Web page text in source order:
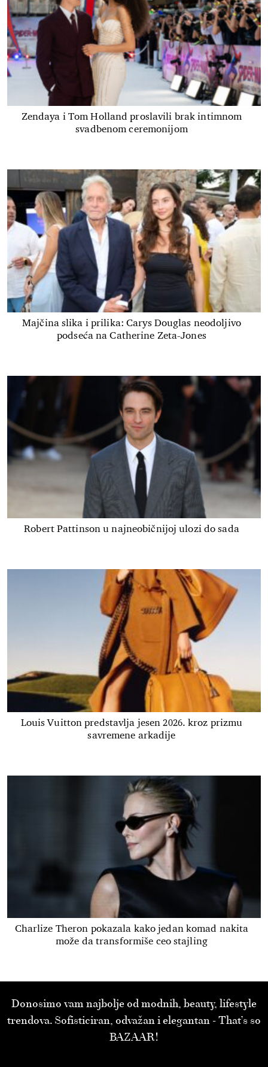
Zendaya i Tom Holland proslavili brak intimnom
svadbenom ceremonijom
Majčina slika i prilika: Carys Douglas neodoljivo
podseća na Catherine Zeta-Jones
Robert Pattinson u najneobičnijoj ulozi do sada
Louis Vuitton predstavlja jesen 2026. kroz prizmu
savremene arkadije
Charlize Theron pokazala kako jedan komad nakita
može da transformiše ceo stajling
Donosimo vam najbolje od modnih, beauty, lifestyle
trendova. Sofisticiran, odvažan i elegantan - That’s so
BAZAAR!